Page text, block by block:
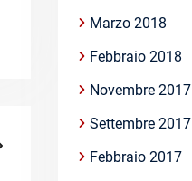
Marzo 2018
Febbraio 2018
Novembre 2017
Settembre 2017
Febbraio 2017